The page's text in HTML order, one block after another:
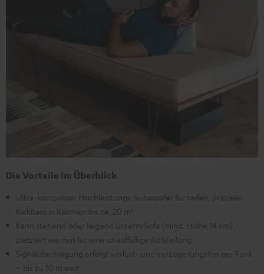
Die Vorteile im Überblick
Ultra-kompakter Hochleistungs-Subwoofer für tiefen, präzisen
Kickbass in Räumen bis ca. 20 m²
Kann stehend oder liegend unterm Sofa (mind. Höhe 14 cm)
platziert werden für eine unauffällige Aufstellung
Signalübertragung erfolgt verlust- und verzögerungsfrei per Funk
– bis zu 10 m weit